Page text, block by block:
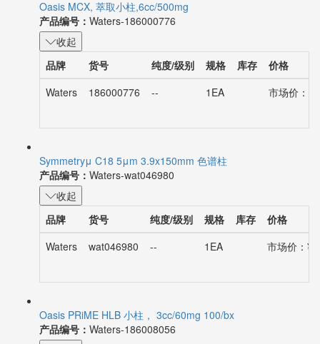
Oasis MCX, 萃取小柱,6cc/500mg
产品编号： Waters-186000776
收起
品牌
货号 纯度/级别 规格 库存
价格
Waters
186000776 -- 1EA 市场价：
Symmetryμ C18 5μm 3.9x150mm 色谱柱
产品编号： Waters-wat046980
收起
品牌
货号 纯度/级别 规格 库存
价格
Waters
wat046980 -- 1EA 市场价：
Oasis PRiME HLB 小柱， 3cc/60mg 100/bx
产品编号： Waters-186008056